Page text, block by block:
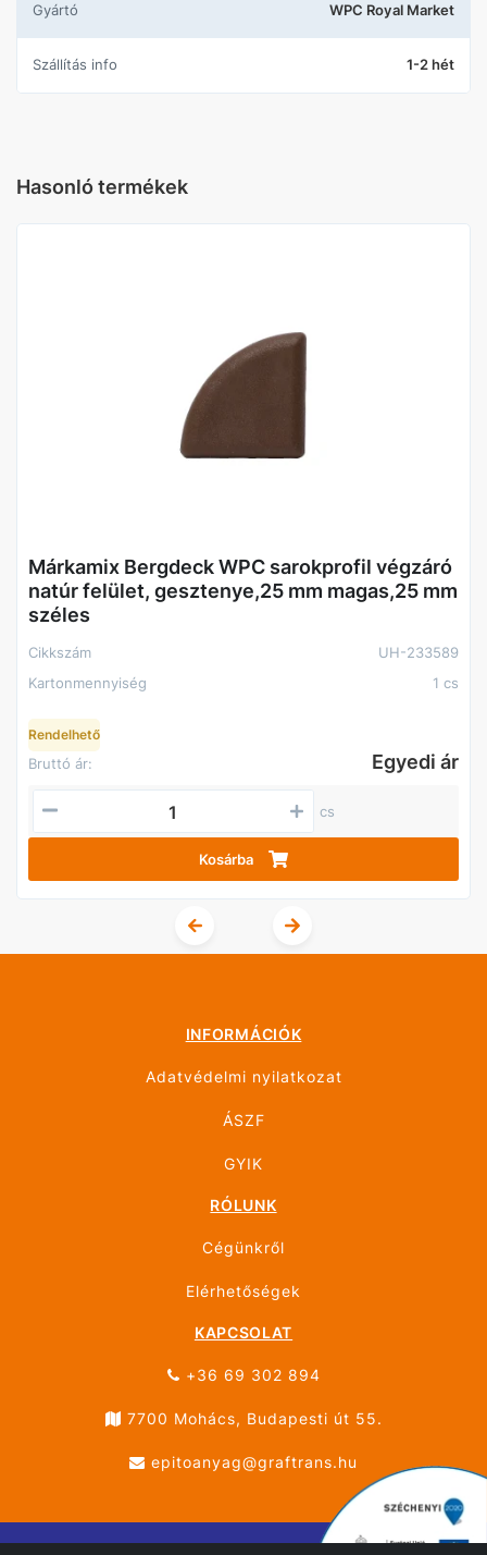
Gyártó WPC Royal Market
Szállítás info 1-2 hét
Hasonló termékek
Márkamix Bergdeck WPC sarokprofil végzáró
natúr felület, gesztenye,25 mm magas,25 mm
széles
Cikkszám
UH-233589
Kartonmennyiség
1 cs
Rendelhető
Bruttó ár: Egyedi ár
cs
Kosárba
INFORMÁCIÓK
Adatvédelmi nyilatkozat
ÁSZF
GYIK
RÓLUNK
Cégünkről
Elérhetőségek
KAPCSOLAT
+36 69 302 894
7700 Mohács, Budapesti út 55.
epitoanyag@graftrans.hu